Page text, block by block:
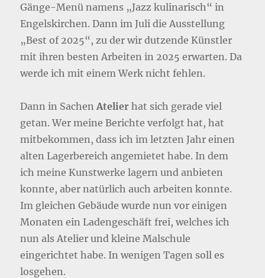
Gänge-Menü namens „Jazz kulinarisch“ in
Engelskirchen. Dann im Juli die Ausstellung
„Best of 2025“, zu der wir dutzende Künstler
mit ihren besten Arbeiten in 2025 erwarten. Da
werde ich mit einem Werk nicht fehlen.
Dann in Sachen Atelierhat sich gerade viel
getan. Wer meine Berichte verfolgt hat, hat
mitbekommen, dass ich im letzten Jahr einen
alten Lagerbereich angemietet habe. In dem
ich meine Kunstwerke lagern und anbieten
konnte, aber natürlich auch arbeiten konnte.
Im gleichen Gebäude wurde nun vor einigen
Monaten ein Ladengeschäft frei, welches ich
nun als Atelier und kleine Malschule
eingerichtet habe. In wenigen Tagen soll es
losgehen.